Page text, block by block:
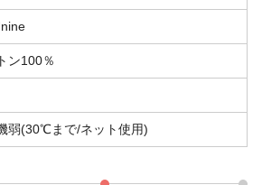
ン100％
弱(30℃まで/ネット使用)